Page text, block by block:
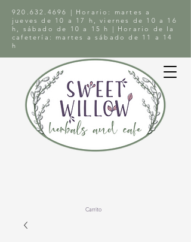
920.632.4696
| Horario: martes a
jueves de 10 a 17 h, viernes de 10 a 16
h, sábado de 10 a 15 h | Horario de la
cafetería: martes a sábado de 11 a 14
h
Carrito